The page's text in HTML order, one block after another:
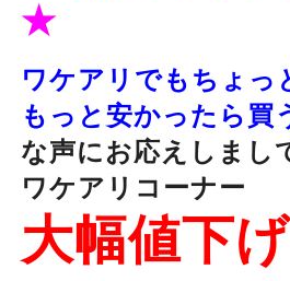
★
ワケアリでもちょっ
もっと安かったら買
な声にお応えしまし
ワケアリコーナー
大幅値下